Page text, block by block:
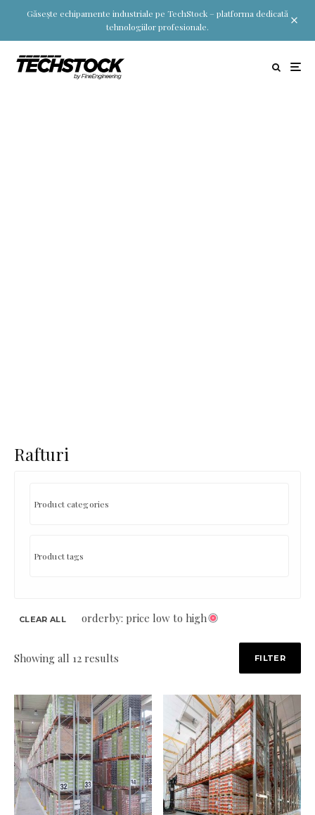
Găsește echipamente industriale pe TechStock – platforma dedicată
tehnologiilor profesionale.
Rafturi
CLEAR ALL orderby: price low to high
Showing all 12 results FILTER